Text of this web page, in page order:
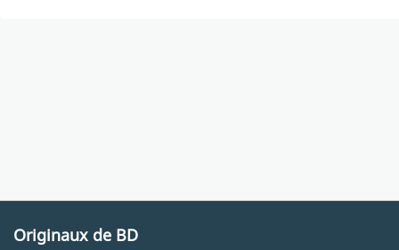
Originaux de BD